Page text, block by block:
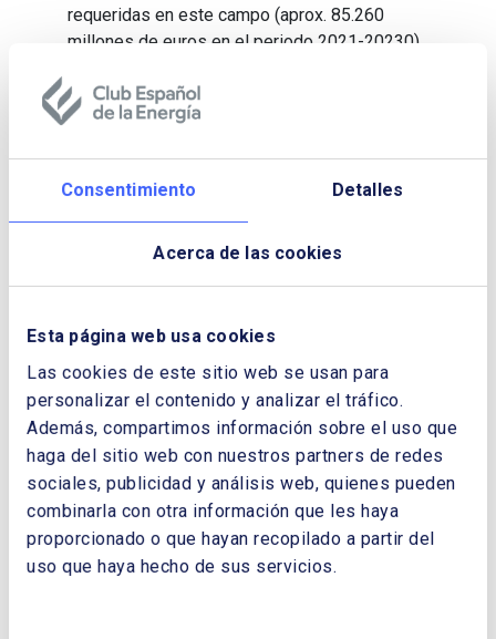
Consentimiento Detalles
Acerca de las cookies
Esta página web usa cookies
Las cookies de este sitio web se usan para
personalizar el contenido y analizar el tráfico.
Además, compartimos información sobre el uso que
haga del sitio web con nuestros partners de redes
sociales, publicidad y análisis web, quienes pueden
combinarla con otra información que les haya
proporcionado o que hayan recopilado a partir del
uso que haya hecho de sus servicios.
requeridas en este campo (aprox. 85.260
millones de euros en el periodo 2021-20230),
Termina el autor con una reflexión sobre los
aspectos que a su juicio son necesarios para
Descargar Cuaderno:
UN PNIEC CON “E”
DE EFICIENCIA
EMPRESA:
CORREO ELECTRÓNICO: